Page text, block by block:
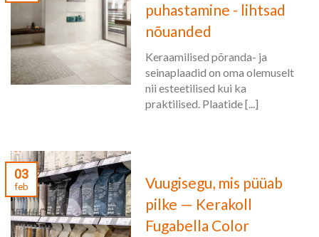
puhastamine - lihtsad
nõuanded
Keraamilised põranda- ja
seinaplaadid on oma olemuselt
nii esteetilised kui ka
praktilised. Plaatide [...]
03
feb
Vuugisegu, mis püüab
pilke — Kerakoll
Fugabella Color